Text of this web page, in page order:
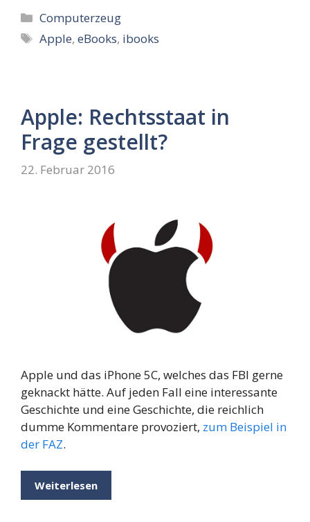
Kategorien
Computerzeug
Schlagwörter
Apple,eBooks, ibooks
Apple: Rechtsstaat in
Frage gestellt?
22. Februar 2016
Apple und das iPhone 5C, welches das FBI gerne
geknackt hätte. Auf jeden Fall eine interessante
Geschichte und eine Geschichte, die reichlich
dumme Kommentare provoziert, zum Beispiel in
der FAZ.
Weiterlesen